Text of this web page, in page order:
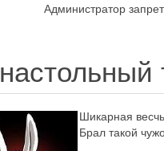
Администратор
Шикарная
Брал такой